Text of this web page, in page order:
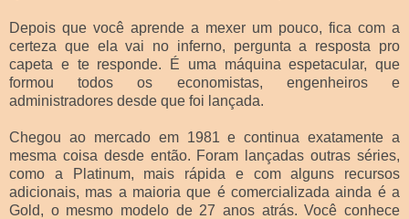
Depois que você aprende a mexer um pouco, fica com a
certeza que ela vai no inferno, pergunta a resposta pro
capeta e te responde. É uma máquina espetacular, que
formou todos os economistas, engenheiros e
administradores desde que foi lançada.
Chegou ao mercado em 1981 e continua exatamente a
mesma coisa desde então. Foram lançadas outras séries,
como a Platinum, mais rápida e com alguns recursos
adicionais, mas a maioria que é comercializada ainda é a
Gold, o mesmo modelo de 27 anos atrás. Você conhece